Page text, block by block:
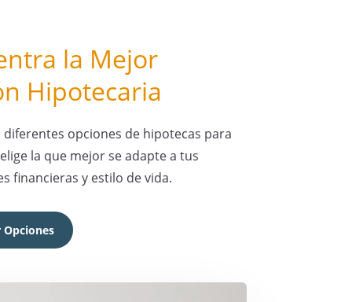
la Mejor
Hipotecaria
diferentes opciones de hipotecas para
la que mejor se adapte a tus
financieras y estilo de vida.